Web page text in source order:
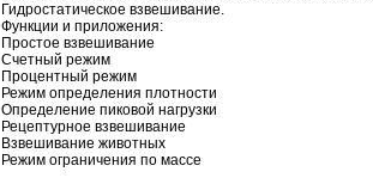
Гидростатическое взвешивание.
Функции и приложения:
Простое взвешивание
Счетный режим
Процентный режим
Режим определения плотности
Определение пиковой нагрузки
Рецептурное взвешивание
Взвешивание животных
Режим ограничения по массе